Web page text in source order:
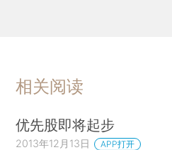
相关阅读
优先股即将起步
2013年12月13日 APP打开